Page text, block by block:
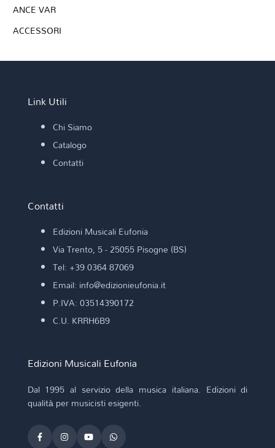
ANCE VAR
ACCESSORI
Link Utili
Chi Siamo
Catalogo
Contatti
Contatti
Edizioni Musicali Eufonia
Via Trento, 5 - 25055 Pisogne (BS)
Tel: +39 0364 87069
Email: info@edizionieufonia.it
P.IVA: 03514390172
C.U. KRRH6B9
Edizioni Musicali Eufonia
Dal 1995 al servizio della musica italiana. Edizioni di
qualità per musicisti esigenti.